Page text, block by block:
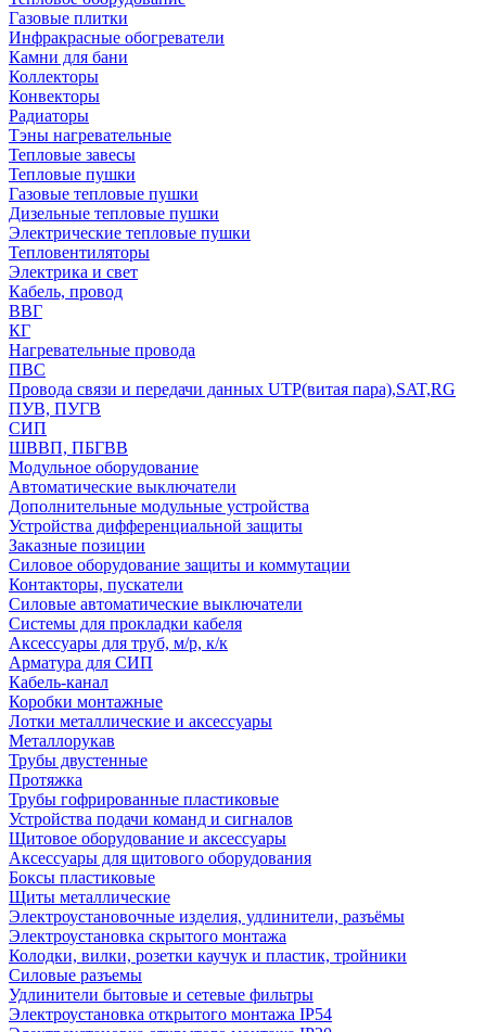
Газовые плитки
Инфракрасные обогреватели
Камни для бани
Коллекторы
Конвекторы
Радиаторы
Тэны нагревательные
Тепловые завесы
Тепловые пушки
Газовые тепловые пушки
Дизельные тепловые пушки
Электрические тепловые пушки
Тепловентиляторы
Электрика и свет
Кабель, провод
ВВГ
КГ
Нагревательные провода
ПВС
Провода связи и передачи данных UTP(витая пара),SAT,RG
ПУВ, ПУГВ
СИП
ШВВП, ПБГВВ
Модульное оборудование
Автоматические выключатели
Дополнительные модульные устройства
Устройства дифференциальной защиты
Заказные позиции
Силовое оборудование защиты и коммутации
Контакторы, пускатели
Силовые автоматические выключатели
Системы для прокладки кабеля
Аксессуары для труб, м/р, к/к
Арматура для СИП
Кабель-канал
Коробки монтажные
Лотки металлические и аксессуары
Металлорукав
Трубы двустенные
Протяжка
Трубы гофрированные пластиковые
Устройства подачи команд и сигналов
Щитовое оборудование и аксессуары
Аксессуары для щитового оборудования
Боксы пластиковые
Щиты металлические
Электроустановочные изделия, удлинители, разъёмы
Электроустановка скрытого монтажа
Колодки, вилки, розетки каучук и пластик, тройники
Силовые разъемы
Удлинители бытовые и сетевые фильтры
Электроустановка открытого монтажа IP54